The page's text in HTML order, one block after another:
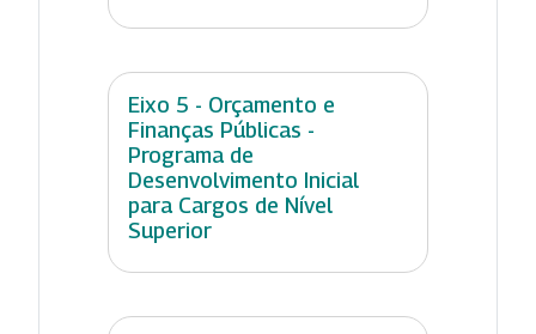
Eixo 5 - Orçamento e
Finanças Públicas -
Programa de
Desenvolvimento Inicial
para Cargos de Nível
Superior